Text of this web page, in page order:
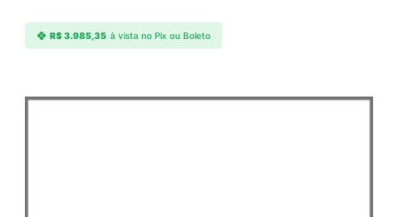
t
a
R$3.985,35 à vista no Pix ou Boleto